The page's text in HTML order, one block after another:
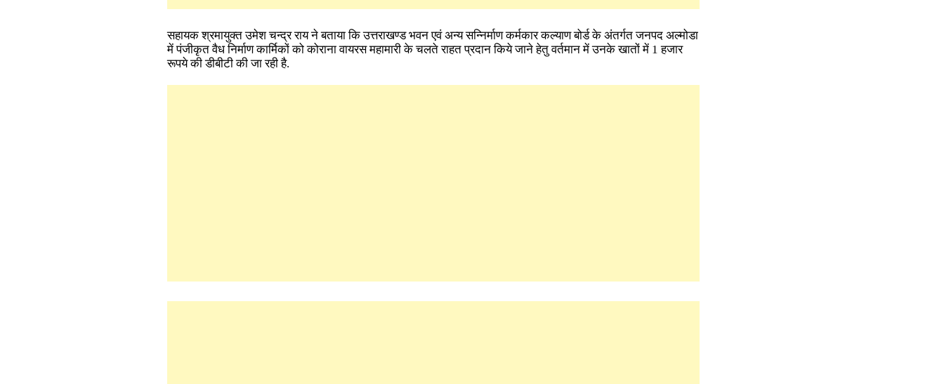
सहायक श्रमायुक्त उमेश चन्द्र राय ने बताया कि उत्तराखण्ड भवन एवं अन्य सन्निर्माण कर्मकार कल्याण बोर्ड के अंतर्गत जनपद अल्मोडा
में पंजीकृत वैध निर्माण कार्मिकों को कोराना वायरस महामारी के चलते राहत प्रदान किये जाने हेतु वर्तमान में उनके खातों में 1 हजार
रूपये की डीबीटी की जा रही है.